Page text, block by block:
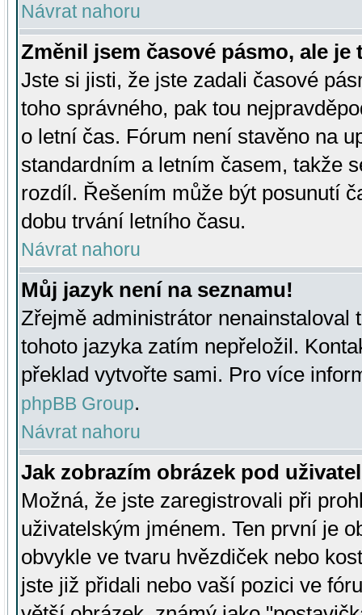
Návrat nahoru
Změnil jsem časové pásmo, ale je
Jste si jisti, že jste zadali časové
toho správného, pak tou
o letní čas. Fórum není stavěno na
standardním a letním časem, takže
rozdíl. Řešením může být posunutí
dobu trvání letního času.
Návrat nahoru
Můj jazyk není na seznamu!
Zřejmě administrátor nenainstaloval
tohoto jazyka zatím nepřeložil.
překlad vytvořte sami. Pro více
phpBB Group.
Návrat nahoru
Jak zobrazím obrázek pod
Možná, že jste zaregistrovali při
uživatelským jménem. Ten první je
obvykle ve tvaru hvězdiček nebo
jste již přidali nebo vaší pozici ve